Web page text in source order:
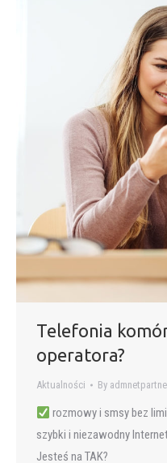
Telefonia
operatora?
Aktualności By
rozmowy i smsy bez
szybki i niezawodny
Jesteś na TAK?